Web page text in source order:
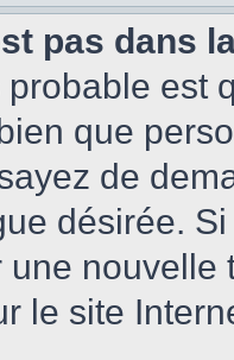
pas dans
est
que
de
désirée.
le site